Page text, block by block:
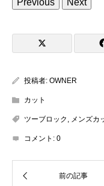
Previous Next
投稿者: OWNER
カット
ツーブロック , メンズカ
コメント: 0